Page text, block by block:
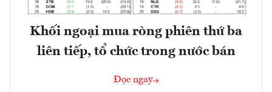
Khối ngoại mua ròng phiên thứ ba
liên tiếp, tổ chức trong nước bán
Đọc ngay